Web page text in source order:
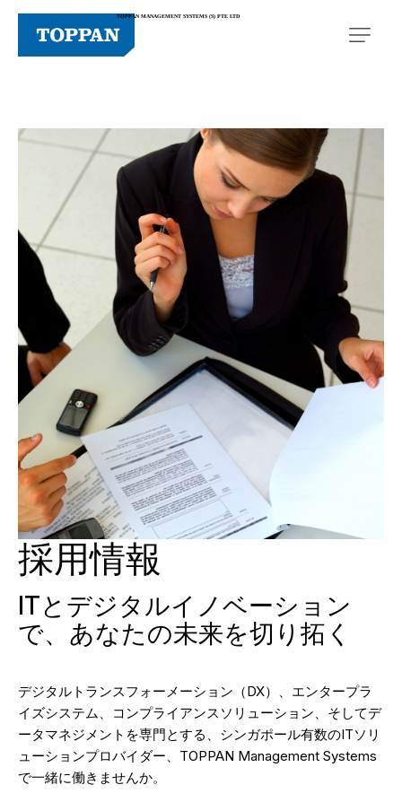
TOPPAN MANAGEMENT SYSTEMS (S) PTE LTD
採用情報
ITとデジタルイノベーション
で、あなたの未来を切り拓く
デジタルトランスフォーメーション（DX）、エンタープラ
イズシステム、コンプライアンスソリューション、そしてデ
ータマネジメントを専門とする、シンガポール有数のITソリ
ューションプロバイダー、TOPPAN Management Systems
で一緒に働きませんか。